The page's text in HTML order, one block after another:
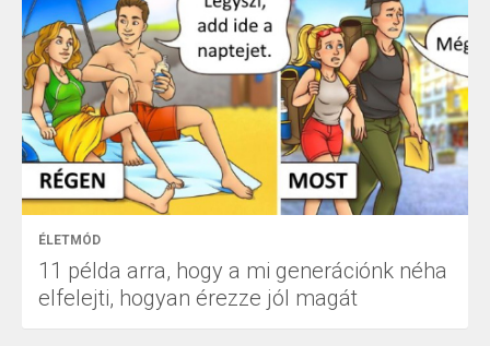
ÉLETMÓD
11 példa arra, hogy a mi generációnk néha
elfelejti, hogyan érezze jól magát